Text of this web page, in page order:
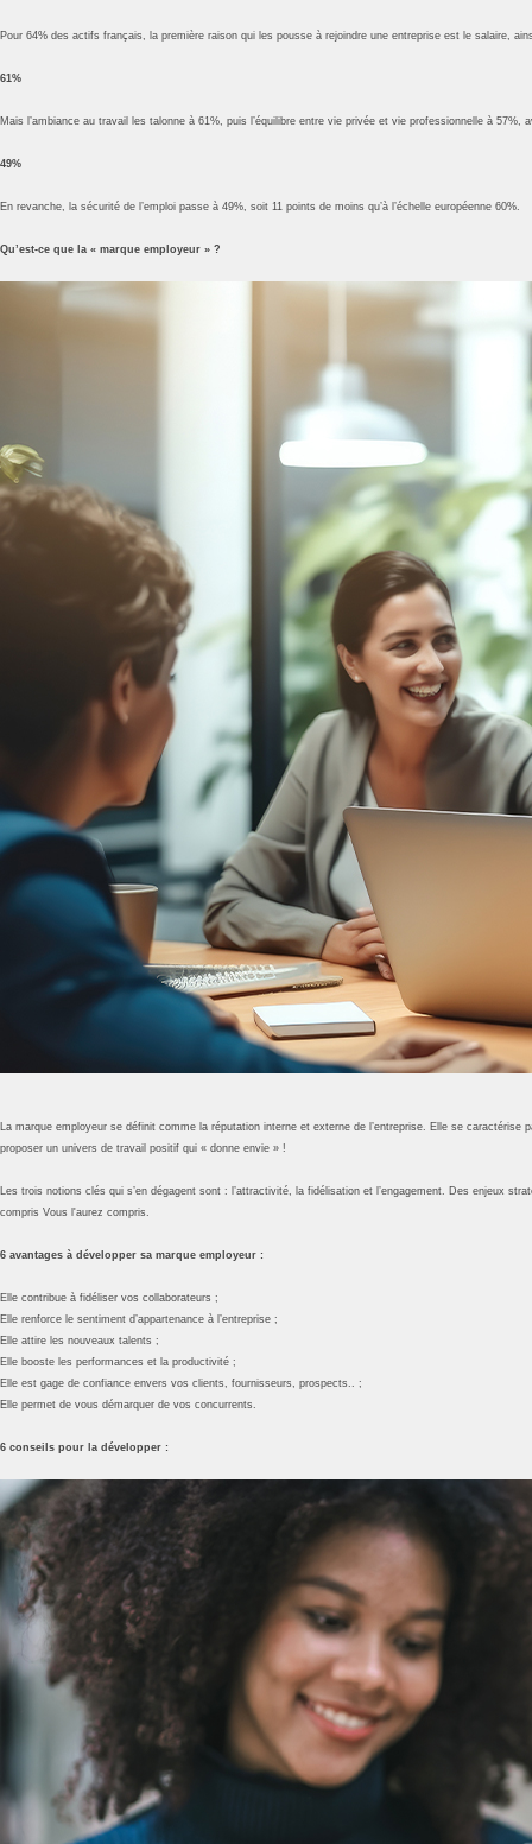
Pour 64% des actifs français, la première raison qui les pousse à rejoindre une entreprise est le salaire,
61%
Mais l’ambiance au travail les talonne à 61%, puis l’équilibre entre vie privée et vie professionnelle à
49%
En revanche, la sécurité de l’emploi passe à 49%, soit 11 points de moins qu’à l’échelle européenne 60%.
Qu’est-ce que la « marque employeur » ?
La marque employeur se définit comme la réputation interne et externe de l’entreprise. Elle se
proposer un univers de travail positif qui « donne envie » !
Les trois notions clés qui s’en dégagent sont : l’attractivité, la fidélisation et l’engagement. Des enjeux
compris Vous l'aurez compris.
6 avantages à développer sa marque employeur :
Elle contribue à fidéliser vos collaborateurs ;
Elle renforce le sentiment d’appartenance à l’entreprise ;
Elle attire les nouveaux talents ;
Elle booste les performances et la productivité ;
Elle est gage de confiance envers vos clients, fournisseurs, prospects.. ;
Elle permet de vous démarquer de vos concurrents.
6 conseils pour la développer :